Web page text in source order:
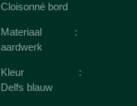
Cloisonné bord
Materiaal :
aardwerk
Kleur :
Delfs blauw